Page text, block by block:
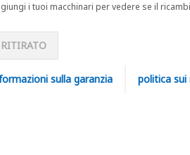
i tuoi macchinari per vedere se il
RITIRATO
sulla garanzia politica sui